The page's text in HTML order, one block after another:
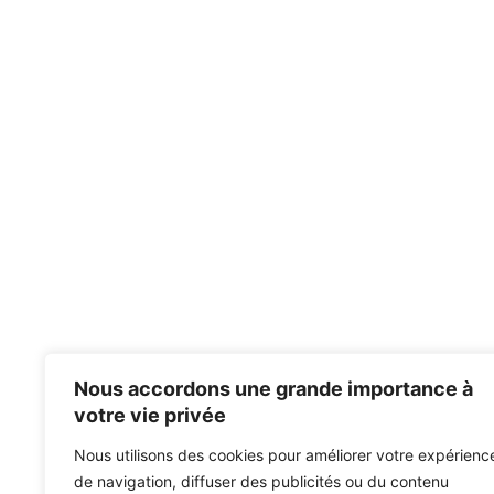
Nous accordons une grande importance à
votre vie privée
Nous utilisons des cookies pour améliorer votre
de navigation, diffuser des publicités ou du contenu